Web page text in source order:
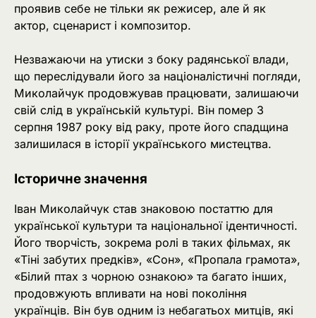
проявив себе не тільки як режисер, але й як
актор, сценарист і композитор.
Незважаючи на утиски з боку радянської влади,
що переслідували його за націоналістичні погляди,
Миколайчук продовжував працювати, залишаючи
свій слід в українській культурі. Він помер 3
серпня 1987 року від раку, проте його спадщина
залишилася в історії українського мистецтва.
Історичне значення
Іван Миколайчук став знаковою постаттю для
української культури та національної ідентичності.
Його творчість, зокрема ролі в таких фільмах, як
«Тіні забутих предків», «Сон», «Пропала грамота»,
«Білий птах з чорною ознакою» та багато інших,
продовжують впливати на нові покоління
українців. Він був одним із небагатьох митців, які